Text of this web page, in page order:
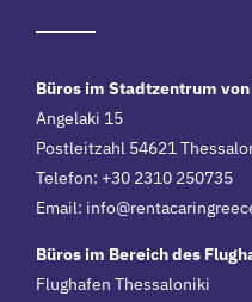
Büros im Stadtzentrum
Angelaki 15
Postleitzahl 54621
Telefon: +30 2310 250735
Email:
Büros im Bereich des
Flughafen Thessaloniki